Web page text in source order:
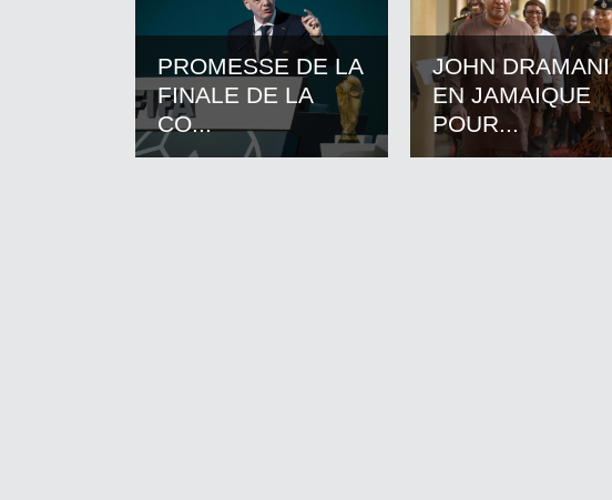
PROMESSE DE LA
FINALE DE LA
CO...
JOHN DRAMANI
EN JAMAIQUE
POUR...